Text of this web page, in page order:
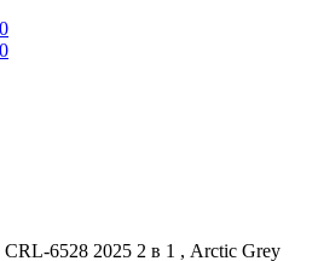
6528 2025 2 в 1 , Arctic Grey